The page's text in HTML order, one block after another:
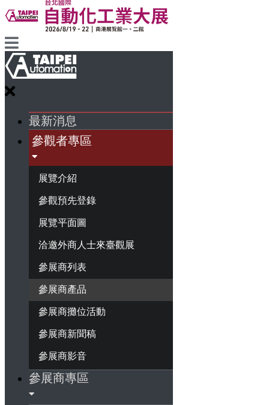
最新消息
參觀者專區
展覽介紹
參觀預先登錄
展覽平面圖
洽邀外商人士來臺觀展
參展商列表
參展商產品
參展商攤位活動
參展商新聞稿
參展商影音
參展商專區